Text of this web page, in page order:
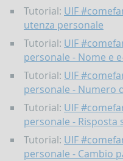
(DEPRU,
CBR)
Accesso
portale
Infostat-
Tutorial: UIF
utenza personale
Tutorial: UIF
personale - Nome e
Tutorial: UIF
personale - Numero
Tutorial: UIF
personale - Risposta
Tutorial: UIF
personale - Cambio